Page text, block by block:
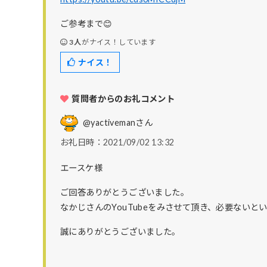
ご参考まで😊
3人がナイス！しています
ナイス！
質問者からのお礼コメント
@yactivemanさん
お礼日時：2021/09/02 13:32
エースケ様
ご回答ありがとうございました。
なかじさんのYouTubeをみさせて頂き、必要ないと
誠にありがとうございました。